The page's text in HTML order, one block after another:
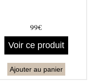
99€
Voir ce produit
Ajouter au panier